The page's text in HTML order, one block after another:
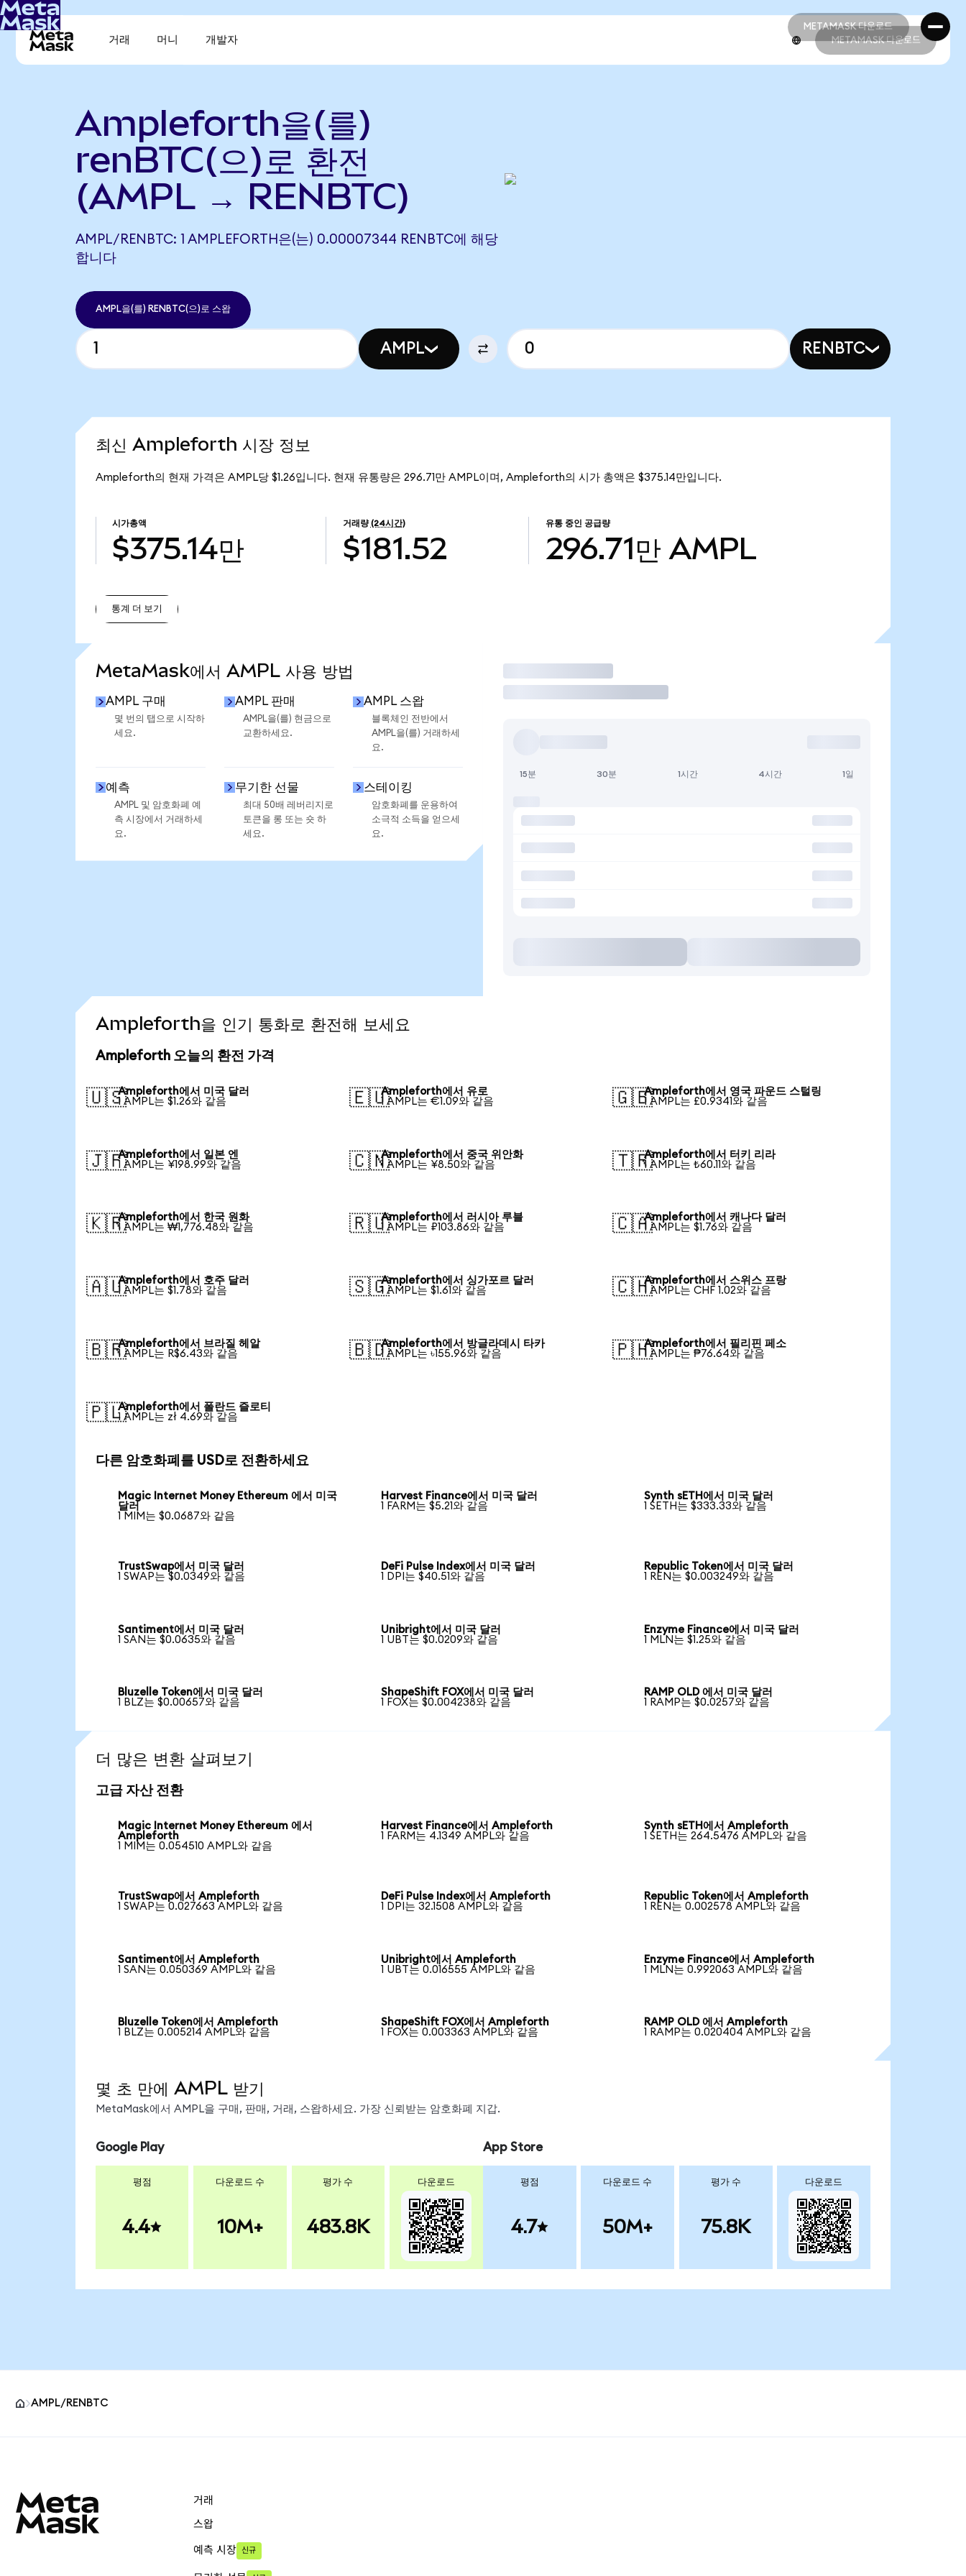
METAMASK 다운로드
METAMASK 다운로드
거래 머니 개발자 METAMASK 다운로드
Ampleforth을(를)
renBTC(으)로 환전
(AMPL → RENBTC)
AMPL/RENBTC: 1 AMPLEFORTH은(는) 0.00007344 RENBTC에 해당
합니다
AMPL을(를) RENBTC(으)로 스왑
AMPL RENBTC
최신 Ampleforth 시장 정보
Ampleforth의 현재 가격은 AMPL당 $1.26입니다. 현재 유통량은 296.71만 AMPL이며, Ampleforth의 시가 총액은 $375.14만입니다.
시가총액
$375.14만
거래량 (24시간)
$181.52
유통 중인 공급량
296.71만 AMPL
통계 더 보기
MetaMask에서 AMPL 사용 방법
AMPL 구매
몇 번의 탭으로 시작하
세요.
AMPL 판매
AMPL을(를) 현금으로
교환하세요.
AMPL 스왑
블록체인 전반에서
AMPL을(를) 거래하세
요.
예측
AMPL 및 암호화폐 예
측 시장에서 거래하세
요.
무기한 선물
최대 50배 레버리지로
토큰을 롱 또는 숏 하
세요.
스테이킹
암호화폐를 운용하여
소극적 소득을 얻으세
요.
거래
15분 30분 1시간 4시간 1일
Ampleforth을 인기 통화로 환전해 보세요
Ampleforth 오늘의 환전 가격
🇺🇸Ampleforth에서 미국 달러
1 AMPL는 $1.26와 같음
🇪🇺Ampleforth에서 유로
1 AMPL는 €1.09와 같음
🇬🇧Ampleforth에서 영국 파운드 스털링
1 AMPL는 £0.9341와 같음
🇯🇵Ampleforth에서 일본 엔
1 AMPL는 ¥198.99와 같음
🇨🇳Ampleforth에서 중국 위안화
1 AMPL는 ¥8.50와 같음
🇹🇷Ampleforth에서 터키 리라
1 AMPL는 ₺60.11와 같음
🇰🇷Ampleforth에서 한국 원화
1 AMPL는 ₩1,776.48와 같음
🇷🇺Ampleforth에서 러시아 루블
1 AMPL는 ₽103.86와 같음
🇨🇦Ampleforth에서 캐나다 달러
1 AMPL는 $1.76와 같음
🇦🇺Ampleforth에서 호주 달러
1 AMPL는 $1.78와 같음
🇸🇬Ampleforth에서 싱가포르 달러
1 AMPL는 $1.61와 같음
🇨🇭Ampleforth에서 스위스 프랑
1 AMPL는 CHF 1.02와 같음
🇧🇷Ampleforth에서 브라질 헤알
1 AMPL는 R$6.43와 같음
🇧🇩Ampleforth에서 방글라데시 타카
1 AMPL는 ৳155.96와 같음
🇵🇭Ampleforth에서 필리핀 페소
1 AMPL는 ₱76.64와 같음
🇵🇱Ampleforth에서 폴란드 즐로티
1 AMPL는 zł 4.69와 같음
다른 암호화폐를 USD로 전환하세요
Magic Internet Money Ethereum 에서 미국
달러
1 MIM는 $0.0687와 같음
Harvest Finance에서 미국 달러
1 FARM는 $5.21와 같음
Synth sETH에서 미국 달러
1 SETH는 $333.33와 같음
TrustSwap에서 미국 달러
1 SWAP는 $0.0349와 같음
DeFi Pulse Index에서 미국 달러
1 DPI는 $40.51와 같음
Republic Token에서 미국 달러
1 REN는 $0.003249와 같음
Santiment에서 미국 달러
1 SAN는 $0.0635와 같음
Unibright에서 미국 달러
1 UBT는 $0.0209와 같음
Enzyme Finance에서 미국 달러
1 MLN는 $1.25와 같음
Bluzelle Token에서 미국 달러
1 BLZ는 $0.00657와 같음
ShapeShift FOX에서 미국 달러
1 FOX는 $0.004238와 같음
RAMP OLD 에서 미국 달러
1 RAMP는 $0.0257와 같음
더 많은 변환 살펴보기
고급 자산 전환
Magic Internet Money Ethereum 에서
Ampleforth
1 MIM는 0.054510 AMPL와 같음
Harvest Finance에서 Ampleforth
1 FARM는 4.1349 AMPL와 같음
Synth sETH에서 Ampleforth
1 SETH는 264.5476 AMPL와 같음
TrustSwap에서 Ampleforth
1 SWAP는 0.027663 AMPL와 같음
DeFi Pulse Index에서 Ampleforth
1 DPI는 32.1508 AMPL와 같음
Republic Token에서 Ampleforth
1 REN는 0.002578 AMPL와 같음
Santiment에서 Ampleforth
1 SAN는 0.050369 AMPL와 같음
Unibright에서 Ampleforth
1 UBT는 0.016555 AMPL와 같음
Enzyme Finance에서 Ampleforth
1 MLN는 0.992063 AMPL와 같음
Bluzelle Token에서 Ampleforth
1 BLZ는 0.005214 AMPL와 같음
ShapeShift FOX에서 Ampleforth
1 FOX는 0.003363 AMPL와 같음
RAMP OLD 에서 Ampleforth
1 RAMP는 0.020404 AMPL와 같음
몇 초 만에 AMPL 받기
MetaMask에서 AMPL을 구매, 판매, 거래, 스왑하세요. 가장 신뢰받는 암호화폐 지갑.
Google Play
평점
4.4
다운로드 수
10M+
평가 수
483.8K
다운로드
App Store
평점
4.7
다운로드 수
50M+
평가 수
75.8K
다운로드
AMPL/RENBTC
거래
스왑
예측 시장 신규